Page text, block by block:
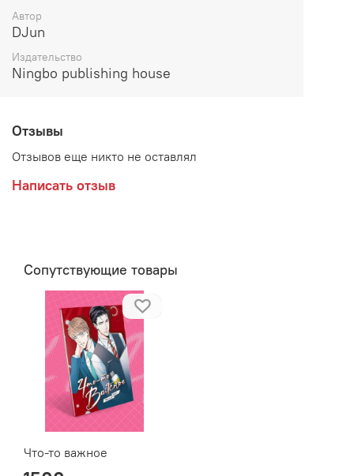
Автор
DJun
Издательство
Ningbo publishing house
Отзывы
Отзывов еще никто не оставлял
Написать отзыв
Сопутствующие товары
Что-то важное